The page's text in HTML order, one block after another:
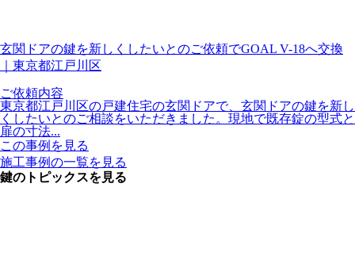
玄関ドアの鍵を新しくしたいとのご依頼でGOAL V-18へ交換
｜東京都江戸川区
ご依頼内容
東京都江戸川区の戸建住宅の玄関ドアで、玄関ドアの鍵を新し
くしたいとのご相談をいただきました。現地で既存錠の型式と
扉の寸法...
この事例を見る
施工事例の一覧を見る
鍵のトピックスを見る